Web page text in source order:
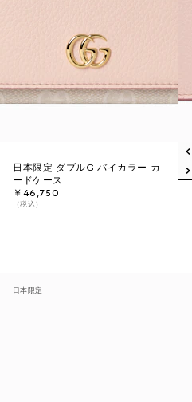
日本限定 ダブルG バイカラー カ
ードケース
￥46,750
（税込）
日本限定